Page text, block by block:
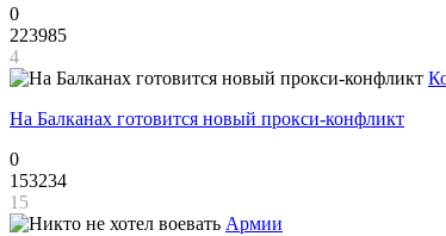
0
223985
4
На Балканах готовится новый прокси-конфликт
0
153234
15
Армии